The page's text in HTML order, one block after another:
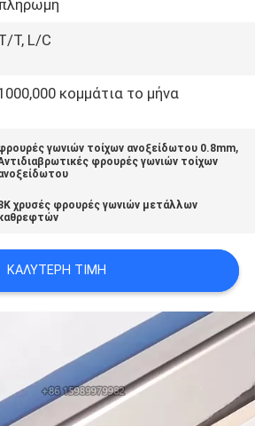
T, L/C
κομμάτια το μήνα
γωνιών τοίχων ανοξείδωτου 0.8mm,
φρουρές γωνιών τοίχων
χρυσές φρουρές γωνιών μετάλλων
ΚΑΛΎΤΕΡΗ ΤΙΜΉ